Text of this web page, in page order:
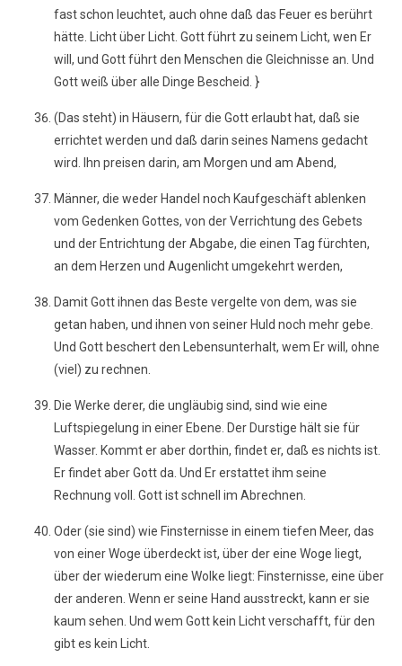
fast schon leuchtet, auch ohne daß das Feuer es berührt
hätte. Licht über Licht. Gott führt zu seinem Licht, wen Er
will, und Gott führt den Menschen die Gleichnisse an. Und
Gott weiß über alle Dinge Bescheid. }
(Das steht) in Häusern, für die Gott erlaubt hat, daß sie
errichtet werden und daß darin seines Namens gedacht
wird. Ihn preisen darin, am Morgen und am Abend,
Männer, die weder Handel noch Kaufgeschäft ablenken
vom Gedenken Gottes, von der Verrichtung des Gebets
und der Entrichtung der Abgabe, die einen Tag fürchten,
an dem Herzen und Augenlicht umgekehrt werden,
Damit Gott ihnen das Beste vergelte von dem, was sie
getan haben, und ihnen von seiner Huld noch mehr gebe.
Und Gott beschert den Lebensunterhalt, wem Er will, ohne
(viel) zu rechnen.
Die Werke derer, die ungläubig sind, sind wie eine
Luftspiegelung in einer Ebene. Der Durstige hält sie für
Wasser. Kommt er aber dorthin, findet er, daß es nichts ist.
Er findet aber Gott da. Und Er erstattet ihm seine
Rechnung voll. Gott ist schnell im Abrechnen.
Oder (sie sind) wie Finsternisse in einem tiefen Meer, das
von einer Woge überdeckt ist, über der eine Woge liegt,
über der wiederum eine Wolke liegt: Finsternisse, eine über
der anderen. Wenn er seine Hand ausstreckt, kann er sie
kaum sehen. Und wem Gott kein Licht verschafft, für den
gibt es kein Licht.